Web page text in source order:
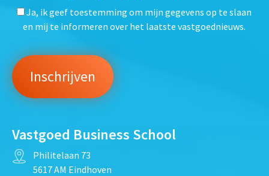
Ja, ik geef toestemming om mijn gegevens op te slaan
en mij te informeren over het laatste vastgoednieuws.
Vastgoed Business School
Philitelaan 73
5617 AM Eindhoven